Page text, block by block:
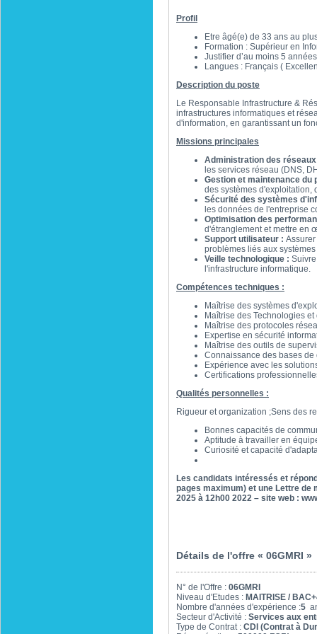
Profil
Etre âgé(e) de 33 ans au
Formation : Supérieur en
Justifier d’au moins 5
Langues : Français (
Description du poste
Le Responsable Infrastructure &
infrastructures informatiques et
d'information, en garantissant un
Missions principales
Administration des
les services réseau (DNS,
Gestion et maintenance du
des systèmes d'exploitation,
Sécurité des systèmes
les données de l'entreprise
Optimisation des
d'étranglement et mettre en
Support utilisateur :
problèmes liés aux
Veille technologique :
l'infrastructure informatique.
Compétences techniques :
Maîtrise des systèmes
Maîtrise des Technologies
Maîtrise des protocoles
Expertise en sécurité
Maîtrise des outils de
Connaissance des bases de
Expérience avec les
Certifications
Qualités personnelles :
Rigueur et organization ;Sens des
Bonnes capacités de
Aptitude à travailler en
Curiosité et capacité
Les candidats intéressés et
pages maximum) et une Lettre de
2025 à 12h00 2022 – site web :
Détails de l'offre « 06GMRI »
N° de l'Offre : 06GMRI
Niveau d'Etudes : MAITRISE /
Nombre d'années d'expérience :5
Secteur d'Activité : Services aux
Type de Contrat : CDI (Contrat à